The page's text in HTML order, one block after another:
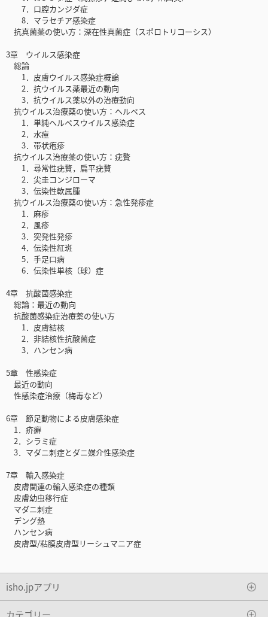
7．口腔カンジダ症
8．マラセチア感染症
抗真菌薬の使い方：深在性真菌症（スポロトリコーシス）
3章 ウイルス感染症
総論
1．皮膚ウイルス感染症概論
2．抗ウイルス薬最近の動向
3．抗ウイルス薬以外の治療動向
抗ウイルス治療薬の使い方：ヘルペス
1．単純ヘルペスウイルス感染症
2．水痘
3．帯状疱疹
抗ウイルス治療薬の使い方：疣贅
1．尋常性疣贅，扁平疣贅
2．尖圭コンジローマ
3．伝染性軟属腫
抗ウイルス治療薬の使い方：急性発疹症
1．麻疹
2．風疹
3．突発性発疹
4．伝染性紅斑
5．手足口病
6．伝染性単核（球）症
4章 抗酸菌感染症
総論：最近の動向
抗酸菌感染症治療薬の使い方
1．皮膚結核
2．非結核性抗酸菌症
3．ハンセン病
5章 性感染症
最近の動向
性感染症治療（梅毒など）
6章 節足動物による皮膚感染症
1．疥癬
2．シラミ症
3．マダニ刺症とダニ媒介性感染症
7章 輸入感染症
皮膚関連の輸入感染症の種類
皮膚幼虫移行症
マダニ刺症
デング熱
ハンセン病
皮膚型/粘膜皮膚型リーシュマニア症
isho.jpアプリ
カテゴリー